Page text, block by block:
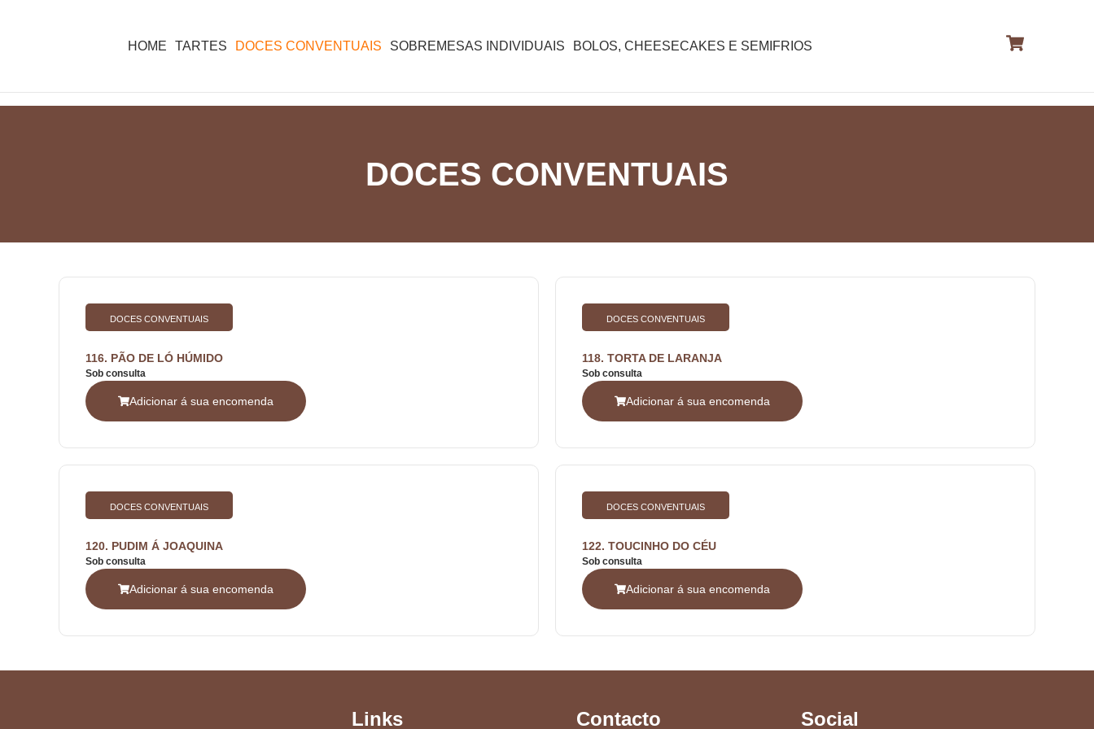
HOME TARTES DOCES CONVENTUAIS SOBREMESAS INDIVIDUAIS BOLOS, CHEESECAKES E SEMIFRIOS
DOCES CONVENTUAIS
DOCES CONVENTUAIS
116. PÃO DE LÓ HÚMIDO
Sob consulta
Adicionar á sua encomenda
DOCES CONVENTUAIS
118. TORTA DE LARANJA
Sob consulta
Adicionar á sua encomenda
DOCES CONVENTUAIS
120. PUDIM Á JOAQUINA
Sob consulta
Adicionar á sua encomenda
DOCES CONVENTUAIS
122. TOUCINHO DO CÉU
Sob consulta
Adicionar á sua encomenda
Links Contacto Social